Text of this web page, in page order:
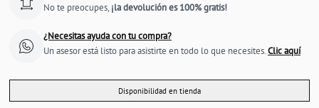
No te preocupes, ¡la devolución es 100% gratis!
¿Necesitas ayuda con tu compra?
Un asesor está listo para asistirte en todo lo que necesites.Clic aquí
Disponibilidad en tienda